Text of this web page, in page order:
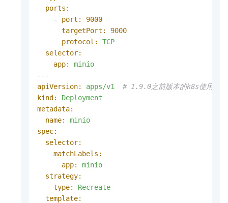
ports:
-
port:
9000
targetPort:
9000
protocol:
TCP
selector:
app:
minio
---
apiVersion:
apps/v1
# 1.9.0之前版本的k8s使用
kind:
Deployment
metadata:
name:
minio
spec:
selector:
matchLabels:
app:
minio
strategy:
type:
Recreate
template: